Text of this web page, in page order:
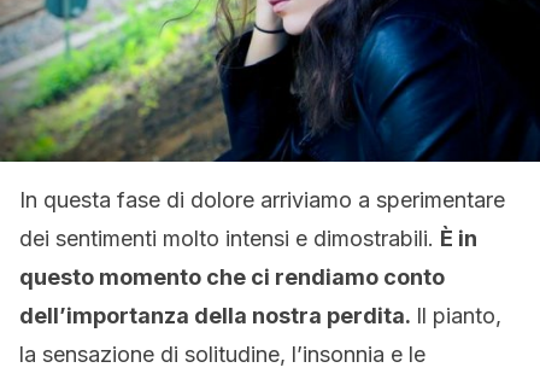
In questa fase di dolore arriviamo a sperimentare
dei sentimenti molto intensi e dimostrabili. È in
questo momento che ci rendiamo conto
dell’importanza della nostra perdita. Il pianto,
la sensazione di solitudine, l’insonnia e le